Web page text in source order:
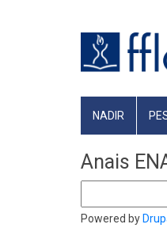
NADIR
Anais
Powered by